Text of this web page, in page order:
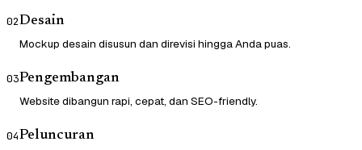
02Desain
Mockup desain disusun dan direvisi hingga Anda puas.
03Pengembangan
Website dibangun rapi, cepat, dan SEO-friendly.
04Peluncuran